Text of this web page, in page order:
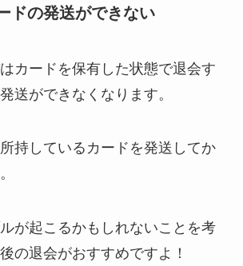
ドの発送ができない
カードを保有した状態で退会す
送ができなくなります。
持しているカードを発送してか
が起こるかもしれないことを考
の退会がおすすめですよ！